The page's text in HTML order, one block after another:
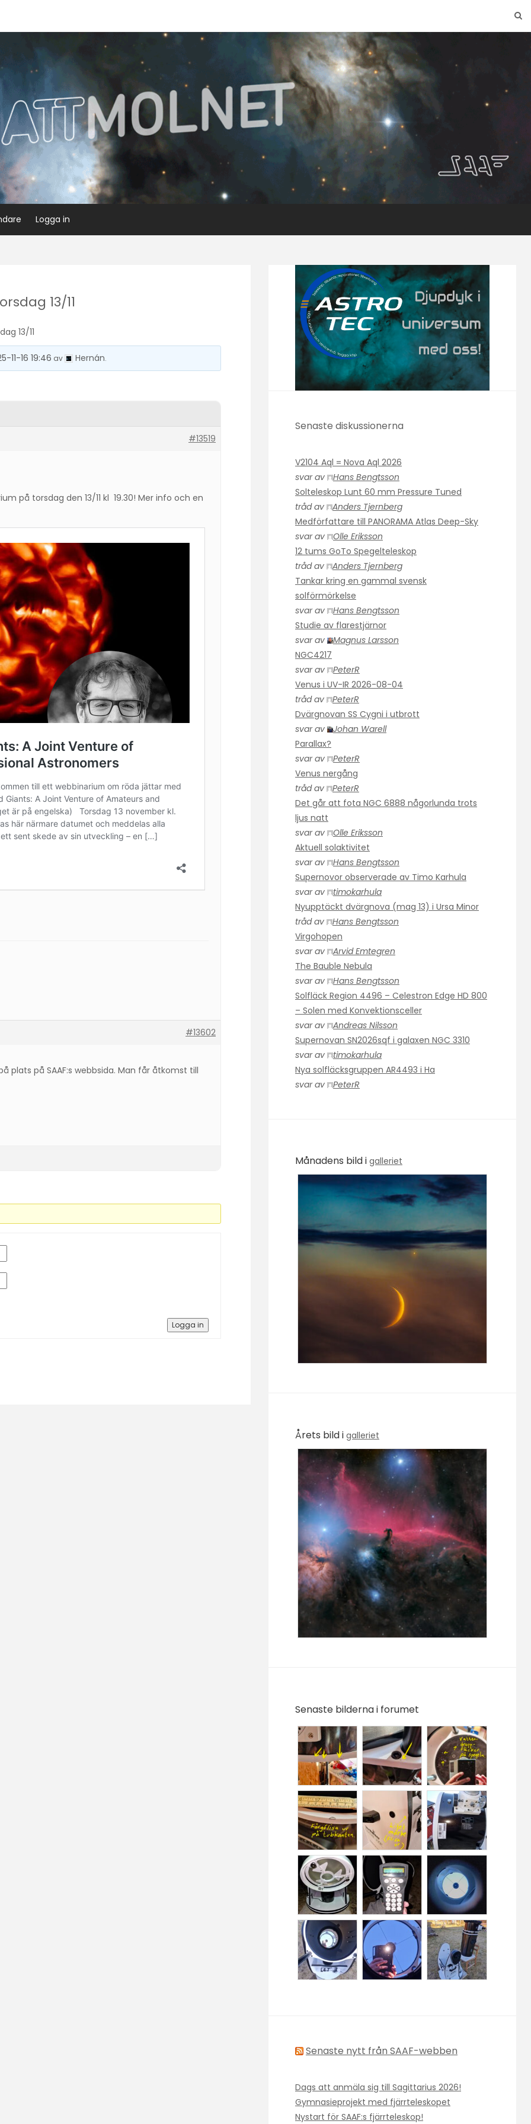
Logga in
13/11
13/11
11-16 19:46 av Hernán.
#13519
på torsdag den 13/11 kl 19.30! Mer info och en
#13602
plats på SAAF:s webbsida. Man får åtkomst till
Logga in
Senaste diskussionerna
V2104 Aql = Nova Aql 2026
svar av
Hans Bengtsson
Solteleskop Lunt 60 mm Pressure Tuned
tråd av
Anders Tjernberg
Medförfattare till PANORAMA Atlas Deep-Sky
svar av
Olle Eriksson
12 tums GoTo Spegelteleskop
tråd av
Anders Tjernberg
Tankar kring en gammal svensk
solförmörkelse
svar av
Hans Bengtsson
Studie av flarestjärnor
svar av
Magnus Larsson
NGC4217
svar av
PeterR
Venus i UV-IR 2026-08-04
tråd av
PeterR
Dvärgnovan SS Cygni i utbrott
svar av
Johan Warell
Parallax?
svar av
PeterR
Venus nergång
tråd av
PeterR
Det går att fota NGC 6888 någorlunda trots
ljus natt
svar av
Olle Eriksson
Aktuell solaktivitet
svar av
Hans Bengtsson
Supernovor observerade av Timo Karhula
svar av
timokarhula
Nyupptäckt dvärgnova (mag 13) i Ursa Minor
tråd av
Hans Bengtsson
Virgohopen
svar av
Arvid Emtegren
The Bauble Nebula
svar av
Hans Bengtsson
Solfläck Region 4496 – Celestron Edge HD 800
– Solen med Konvektionsceller
svar av
Andreas Nilsson
Supernovan SN2026sqf i galaxen NGC 3310
svar av
timokarhula
Nya solfläcksgruppen AR4493 i Ha
svar av
PeterR
Månadens bild i galleriet
Årets bild i galleriet
Senaste bilderna i forumet
Senaste nytt från SAAF-webben
Dags att anmäla sig till Sagittarius 2026!
Gymnasieprojekt med fjärrteleskopet
Nystart för SAAF:s fjärrteleskop!